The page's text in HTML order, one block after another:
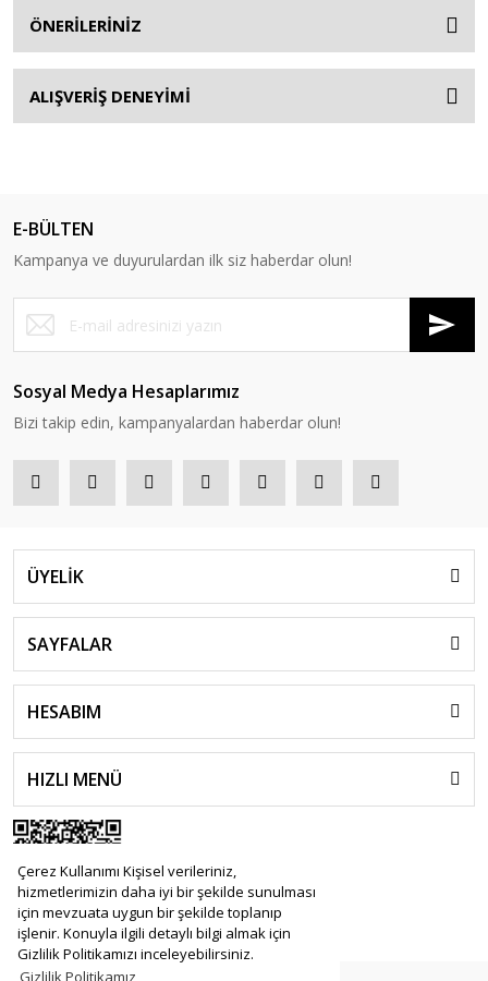
Çerez Kullanımı Kişisel verileriniz,
hizmetlerimizin daha iyi bir şekilde sunulması
için mevzuata uygun bir şekilde toplanıp
işlenir. Konuyla ilgili detaylı bilgi almak için
Gizlilik Politikamızı inceleyebilirsiniz.
ÖNERİLERİNİZ
ALIŞVERİŞ DENEYİMİ
E-BÜLTEN
Kampanya ve duyurulardan ilk siz haberdar olun!
Sosyal Medya Hesaplarımız
Bizi takip edin, kampanyalardan haberdar olun!
ÜYELİK
SAYFALAR
HESABIM
HIZLI MENÜ